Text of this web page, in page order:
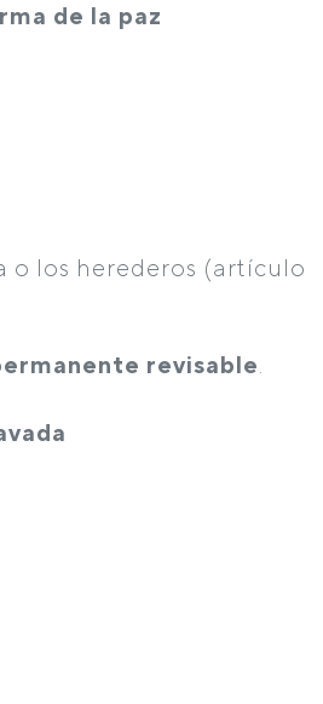
de la paz
o los herederos (artículo
revisable